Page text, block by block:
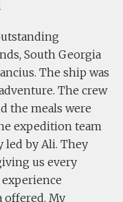
South Georgia
The ship was
The crew
the meals were
expedition team
led by Ali. They
us every
offered. My